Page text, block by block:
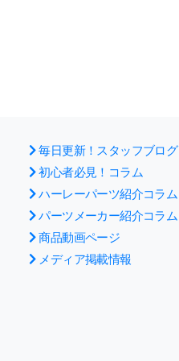
毎日更新！スタッフブログ
初心者必見！コラム
ハーレーパーツ紹介コラム
パーツメーカー紹介コラム
商品動画ページ
メディア掲載情報